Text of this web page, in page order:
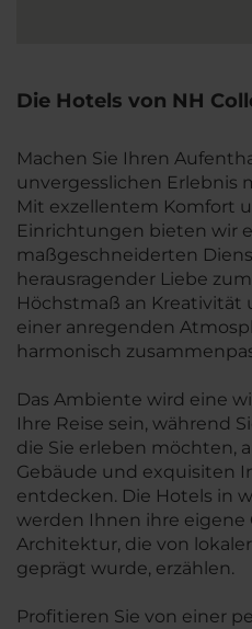
Die Hotels von NH
Machen Sie Ihren
unvergesslichen Erlebnis
Mit exzellentem Komfort
Einrichtungen bieten wir
maßgeschneiderten
herausragender Liebe
Höchstmaß an Kreativität
einer anregenden
harmonisch
Das Ambiente wird eine
Ihre Reise sein, während
die Sie erleben möchten,
Gebäude und exquisiten
entdecken. Die Hotels in
werden Ihnen ihre eigene
Architektur, die von
geprägt wurde, erzählen.
Profitieren Sie von einer